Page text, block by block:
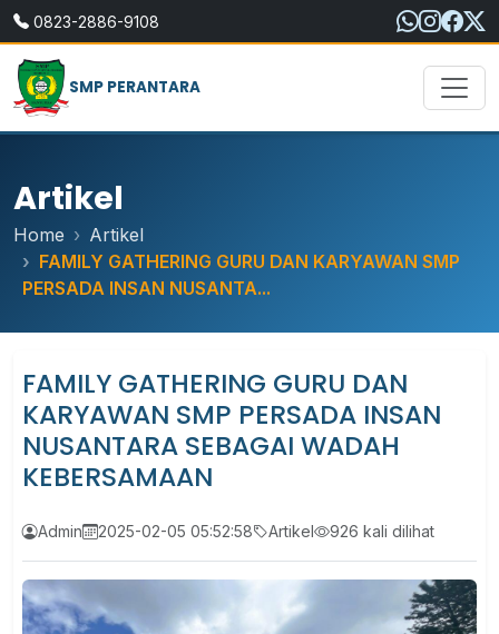
0823-2886-9108
SMP PERANTARA
Artikel
Home
Artikel
FAMILY GATHERING GURU DAN KARYAWAN SMP
PERSADA INSAN NUSANTA...
FAMILY GATHERING GURU DAN
KARYAWAN SMP PERSADA INSAN
NUSANTARA SEBAGAI WADAH
KEBERSAMAAN
Admin 2025-02-05 05:52:58 Artikel 926 kali dilihat